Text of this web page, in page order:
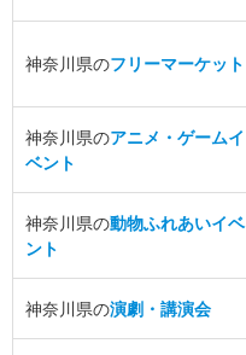
神奈川県のフリーマーケット
神奈川県のアニメ・ゲームイ
ベント
神奈川県の動物ふれあいイベ
ント
神奈川県の演劇・講演会